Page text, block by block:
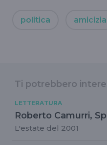
politica amicizia
Ti potrebbero
LETTERATURA
Roberto Camurri,
L'estate del 2001